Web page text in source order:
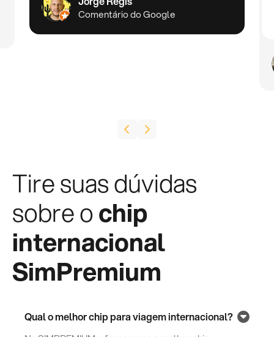
Comentário do Google
Tire suas dúvidas
sobre ochip
internacional
SimPremium
Qual o melhor chip para viagem internacional?